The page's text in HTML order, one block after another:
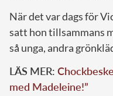
När det var dags för
satt hon tillsammans
så unga, andra
LÄS MER:
med Madeleine!”